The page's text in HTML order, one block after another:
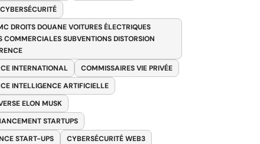
DROITS DOUANE VOITURES ÉLECTRIQUES
COMMERCIALES SUBVENTIONS DISTORSION
INTERNATIONAL
COMMISSAIRES VIE PRIVÉE
INTELLIGENCE ARTIFICIELLE
ELON MUSK
STARTUPS
START-UPS
CYBERSÉCURITÉ WEB3